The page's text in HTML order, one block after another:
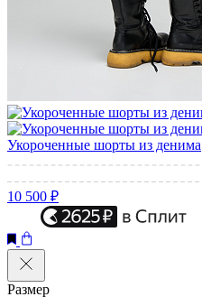
Укороченные шорты из денима
10 500 ₽
Размер